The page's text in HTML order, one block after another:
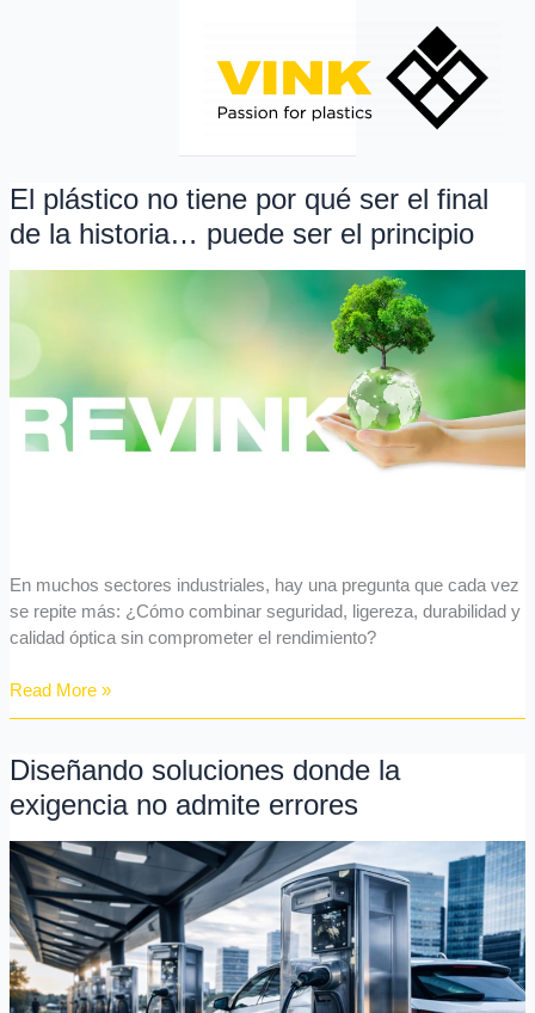
El plástico no tiene por qué ser el final
de la historia… puede ser el principio
En muchos sectores industriales, hay una pregunta que cada vez
se repite más: ¿Cómo combinar seguridad, ligereza, durabilidad y
calidad óptica sin comprometer el rendimiento?
El
plástico
no
tiene
qué
el
de
principio
Read More »
Diseñando soluciones donde la
exigencia no admite errores
Diseñando
soluciones
donde
la
exigencia
no
admite
errores